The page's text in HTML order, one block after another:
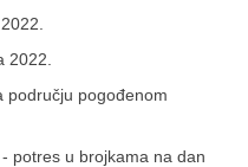
2022.
području pogođenom
potres u brojkama na dan